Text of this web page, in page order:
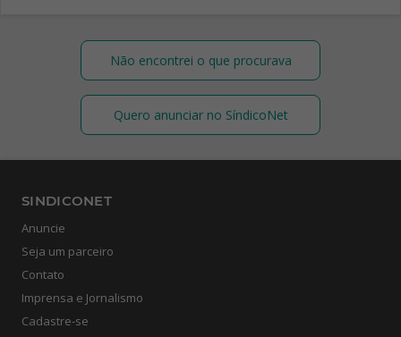
Não encontrei o que procurava
Quero anunciar no SíndicoNet
SINDICONET
Anuncie
Seja um parceiro
Contato
Imprensa e Jornalismo
Cadastre-se